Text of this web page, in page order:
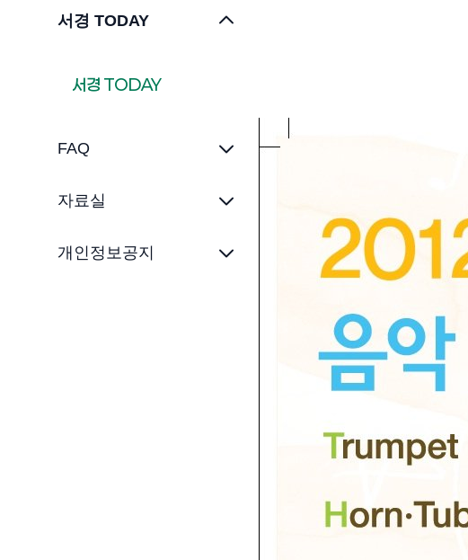
서경 TODAY
서경 TODAY
FAQ
자료실
개인정보공지